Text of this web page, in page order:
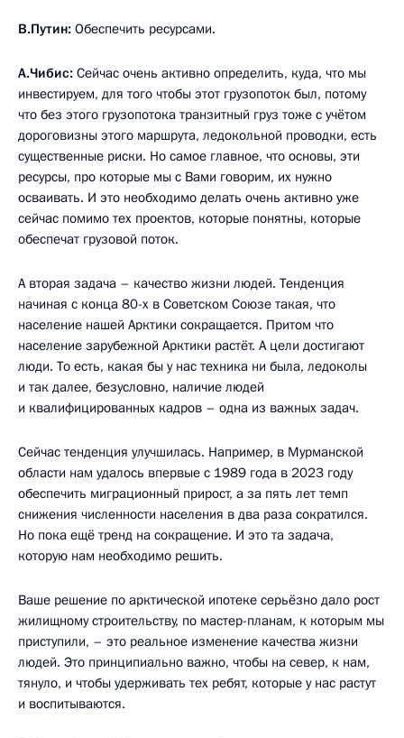
В.Путин: Обеспечить ресурсами.
А.Чибис: Сейчас очень активно определить, куда, что мы
инвестируем, для того чтобы этот грузопоток был, потому
что без этого грузопотока транзитный груз тоже с учётом
дороговизны этого маршрута, ледокольной проводки, есть
существенные риски. Но самое главное, что основы, эти
ресурсы, про которые мы с Вами говорим, их нужно
осваивать. И это необходимо делать очень активно уже
сейчас помимо тех проектов, которые понятны, которые
обеспечат грузовой поток.
А вторая задача – качество жизни людей. Тенденция
начиная с конца 80-х в Советском Союзе такая, что
население нашей Арктики сокращается. Притом что
население зарубежной Арктики растёт. А цели достигают
люди. То есть, какая бы у нас техника ни была, ледоколы
и так далее, безусловно, наличие людей
и квалифицированных кадров – одна из важных задач.
Сейчас тенденция улучшилась. Например, в Мурманской
области нам удалось впервые с 1989 года в 2023 году
обеспечить миграционный прирост, а за пять лет темп
снижения численности населения в два раза сократился.
Но пока ещё тренд на сокращение. И это та задача,
которую нам необходимо решить.
Ваше решение по арктической ипотеке серьёзно дало рост
жилищному строительству, по мастер-планам, к которым мы
приступили, – это реальное изменение качества жизни
людей. Это принципиально важно, чтобы на север, к нам,
тянуло, и чтобы удерживать тех ребят, которые у нас растут
и воспитываются.